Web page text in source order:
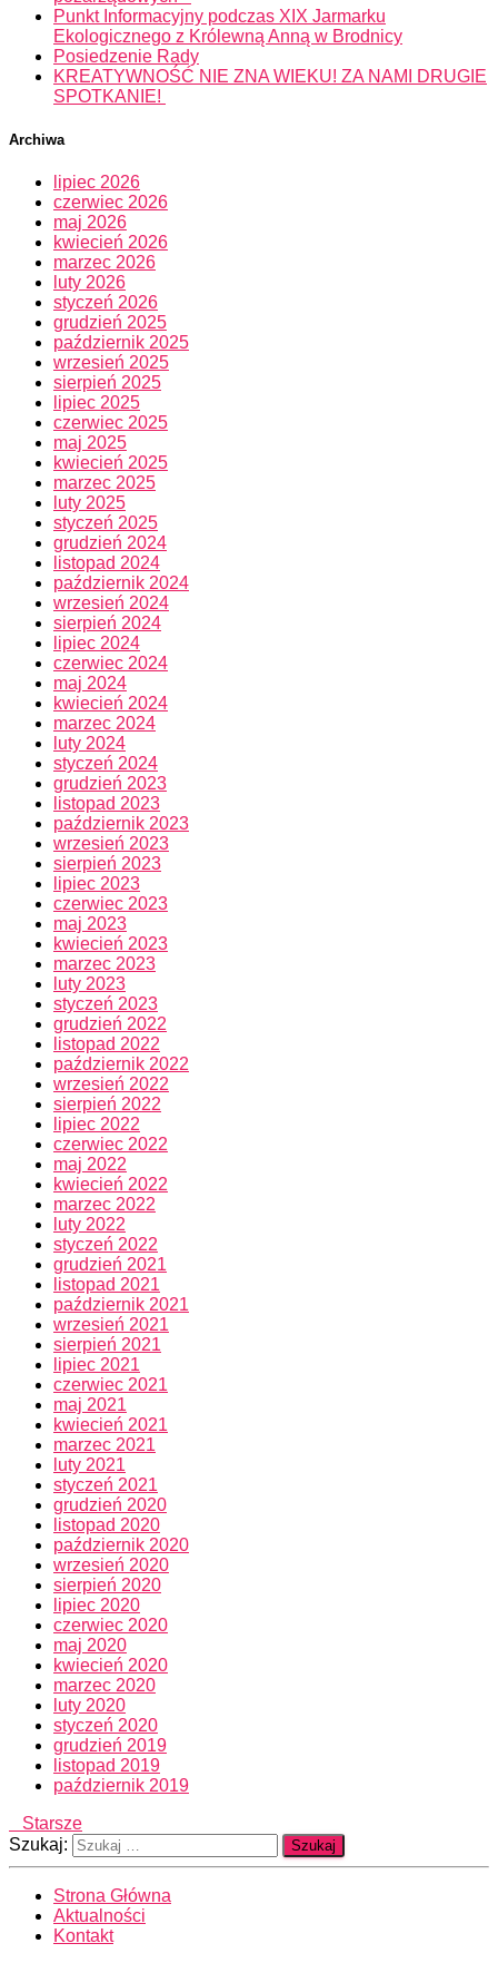
Punkt Informacyjny podczas XIX Jarmarku
Ekologicznego z Królewną Anną w Brodnicy
Posiedzenie Rady
KREATYWNOŚĆ NIE ZNA WIEKU! ZA NAMI DRUGIE
SPOTKANIE!
Archiwa
lipiec 2026
czerwiec 2026
maj 2026
kwiecień 2026
marzec 2026
luty 2026
styczeń 2026
grudzień 2025
październik 2025
wrzesień 2025
sierpień 2025
lipiec 2025
czerwiec 2025
maj 2025
kwiecień 2025
marzec 2025
luty 2025
styczeń 2025
grudzień 2024
listopad 2024
październik 2024
wrzesień 2024
sierpień 2024
lipiec 2024
czerwiec 2024
maj 2024
kwiecień 2024
marzec 2024
luty 2024
styczeń 2024
grudzień 2023
listopad 2023
październik 2023
wrzesień 2023
sierpień 2023
lipiec 2023
czerwiec 2023
maj 2023
kwiecień 2023
marzec 2023
luty 2023
styczeń 2023
grudzień 2022
listopad 2022
październik 2022
wrzesień 2022
sierpień 2022
lipiec 2022
czerwiec 2022
maj 2022
kwiecień 2022
marzec 2022
luty 2022
styczeń 2022
grudzień 2021
listopad 2021
październik 2021
wrzesień 2021
sierpień 2021
lipiec 2021
czerwiec 2021
maj 2021
kwiecień 2021
marzec 2021
luty 2021
styczeń 2021
grudzień 2020
listopad 2020
październik 2020
wrzesień 2020
sierpień 2020
lipiec 2020
czerwiec 2020
maj 2020
kwiecień 2020
marzec 2020
luty 2020
styczeń 2020
grudzień 2019
listopad 2019
październik 2019
Starsze
Szukaj:
Strona Główna
Aktualności
Kontakt